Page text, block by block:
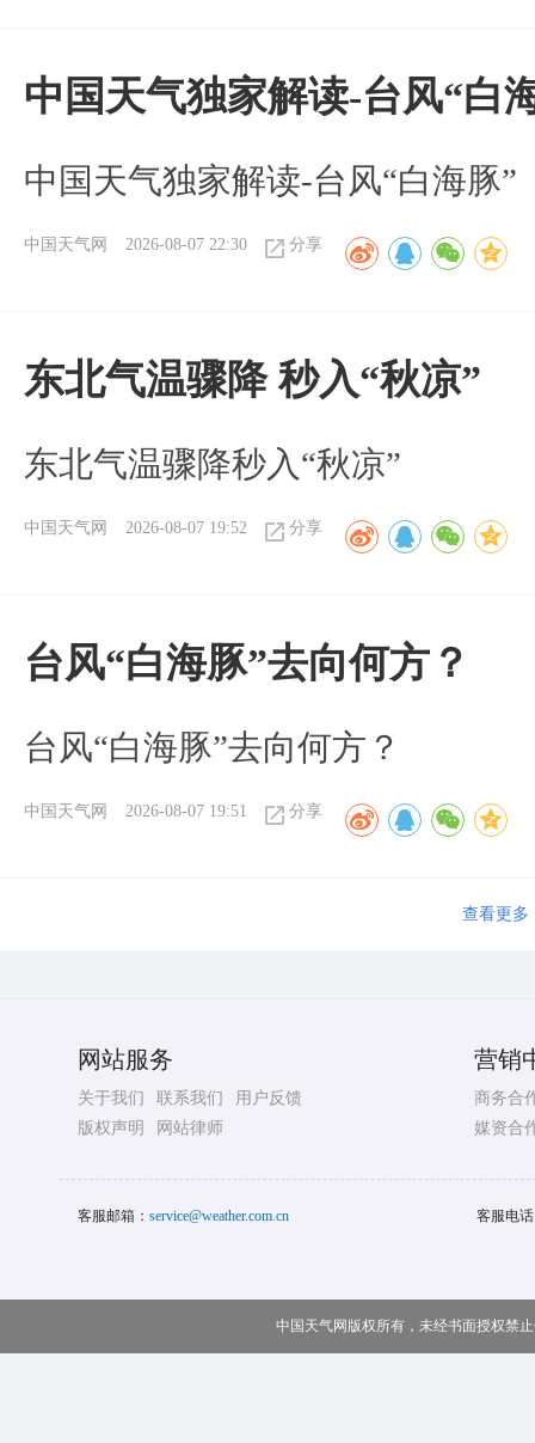
中国天气独家解读-台风“白
中国天气独家解读-台风“白海豚”
中国天气网 2026-08-07 22:30 分享
东北气温骤降 秒入“秋凉”
东北气温骤降秒入“秋凉”
中国天气网 2026-08-07 19:52 分享
台风“白海豚”去向何方？
台风“白海豚”去向何方？
中国天气网 2026-08-07 19:51 分享
查看更多
网站服务
关于我们 联系我们
用户反馈
版权声明
网站律师
营销
商务合
媒资合
客服邮箱： service@weather.com.cn 客服电
中国天气网版权所有，未经书面授权